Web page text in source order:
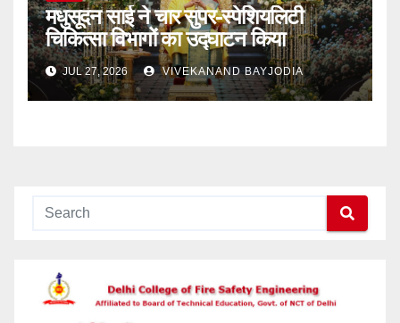
मधुसूदन साई ने चार सुपर-स्पेशियलिटी
चिकित्सा विभागों का उद्घाटन किया
JUL 27, 2026 VIVEKANAND BAYJODIA